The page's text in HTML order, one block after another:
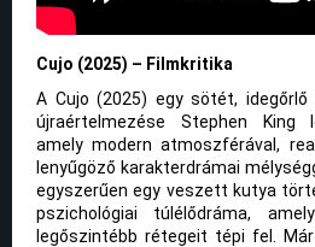
Cujo (2025) – Filmkritika
A Cujo (2025) egy sötét,
újraértelmezése Stephen King
amely modern atmoszférával,
lenyűgöző karakterdrámai
egyszerűen egy veszett kutya
pszichológiai túlélődráma,
legőszintébb rétegeit tépi fel.